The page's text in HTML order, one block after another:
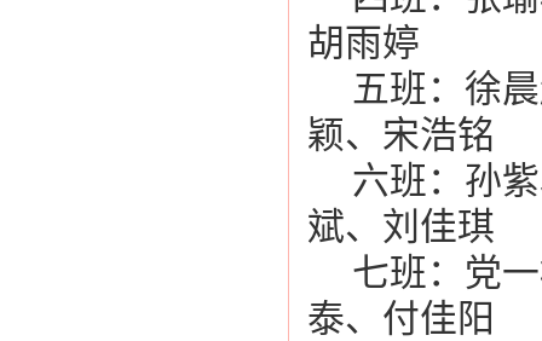
胡雨婷
五班：徐
颖、宋浩铭
六班：孙
斌、刘佳琪
七班：党
泰、付佳阳